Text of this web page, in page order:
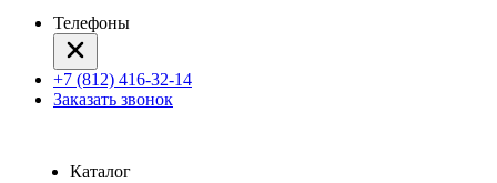
Телефоны
+7 (812) 416-32-14
Заказать звонок
Каталог